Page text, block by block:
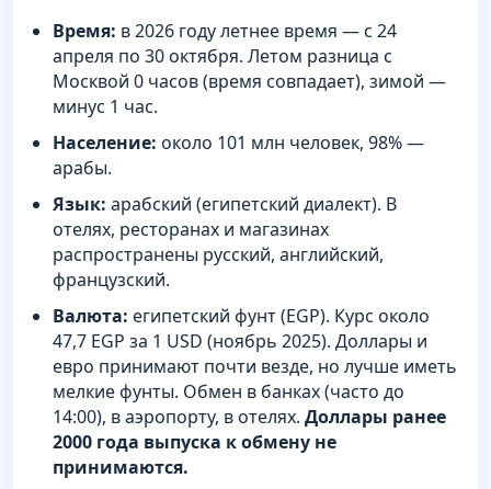
Время: в 2026 году летнее время — с 24
апреля по 30 октября. Летом разница с
Москвой 0 часов (время совпадает), зимой —
минус 1 час.
Население: около 101 млн человек, 98% —
арабы.
Язык: арабский (египетский диалект). В
отелях, ресторанах и магазинах
распространены русский, английский,
французский.
Валюта: египетский фунт (EGP). Курс около
47,7 EGP за 1 USD (ноябрь 2025). Доллары и
евро принимают почти везде, но лучше иметь
мелкие фунты. Обмен в банках (часто до
14:00), в аэропорту, в отелях. Доллары ранее
2000 года выпуска к обмену не
принимаются.